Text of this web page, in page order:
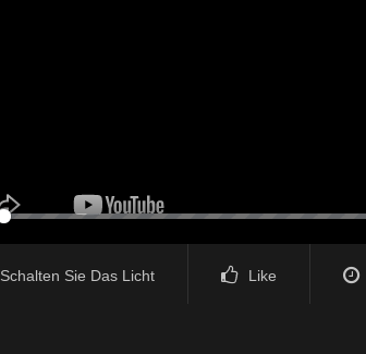
Schalten Sie Das Licht Like